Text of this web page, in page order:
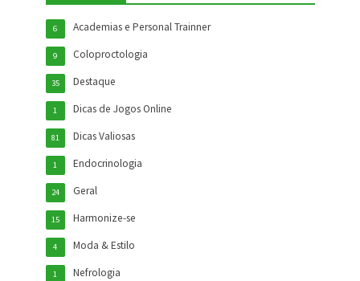
Academias e Personal Trainner
6
Coloproctologia
9
Destaque
35
Dicas de Jogos Online
1
Dicas Valiosas
81
Endocrinologia
1
Geral
24
Harmonize-se
15
Moda & Estilo
4
Nefrologia
1